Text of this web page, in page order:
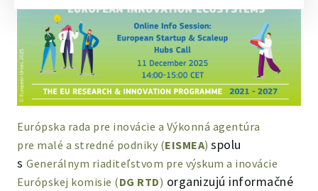
Európska rada pre inovácie a Výkonná agentúra
pre malé a stredné podniky (EISMEA) spolu
s Generálnym riaditeľstvom pre výskum a inovácie
Európskej komisie (DG RTD) organizujú informačné